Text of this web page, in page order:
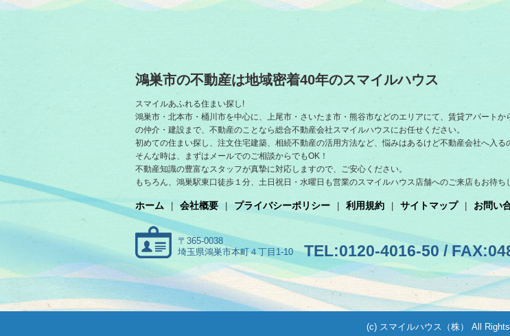
鴻巣市の不動産は地域密着40年のスマイルハウス
スマイルあふれる住まい探し!
鴻巣市・北本市・桶川市を中心に、上尾市・さいたま市・熊谷市などのエリアにて、賃貸アパート
の仲介・建設まで、不動産のことなら総合不動産会社スマイルハウスにお任せください。
初めての住まい探し、注文住宅建築、相続不動産の活用方法など、悩みはあるけど不動産会社へ入る
そんな時は、まずはメールでのご相談からでもOK！
不動産知識の豊富なスタッフが真摯に対応しますので、ご安心ください。
もちろん、鴻巣駅東口徒歩１分、土日祝日・水曜日も営業のスマイルハウス店舗へのご来店もお待ち
ホーム 会社概要 プライバシーポリシー 利用規約 サイトマップ お問い
〒365-0038
埼玉県鴻巣市本町４丁目1-10
TEL:0120-4016-50 /
(c) スマイルハウス（株） All